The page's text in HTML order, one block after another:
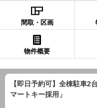
間取・区画
物件概要
【即日予約可】全棟駐車2
マートキー採用」